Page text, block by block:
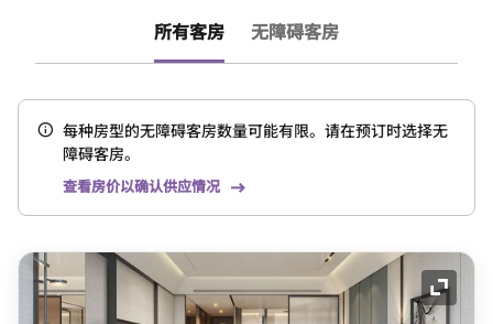
所有客房 无障碍客房
每种房型的无障碍客房数量可能有限。请在预订时选择无
障碍客房。
查看房价以确认供应情况
展开